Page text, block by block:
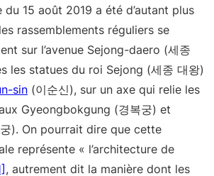
du 15 août 2019 a été d’autant plus
rassemblements réguliers se
sur l’avenue Sejong-daero (‌세종
les statues du roi Sejong (세종 대왕)
sin (이순신), sur un axe qui relie les
Gyeongbokgung (경복궁) et
). On pourrait dire que cette
représente « l’architecture de
, autrement dit la manière dont les